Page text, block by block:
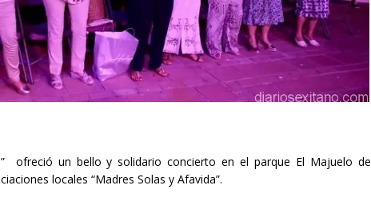
ofreció un bello y solidario concierto en el parque El Majuelo de
locales “Madres Solas y Afavida”.